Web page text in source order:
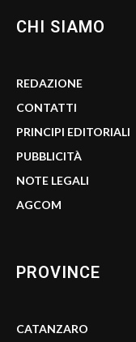
CHI SIAMO
REDAZIONE
CONTATTI
PRINCIPI EDITORIALI
PUBBLICITÀ
NOTE LEGALI
AGCOM
PROVINCE
CATANZARO